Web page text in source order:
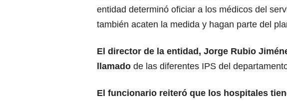
entidad determinó oficiar a los médicos del
también acaten la medida y hagan parte del
El director de la entidad, Jorge Rubio
llamado de las diferentes IPS del
El funcionario reiteró que los hospitales